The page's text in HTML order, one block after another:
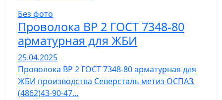
Без фото
Проволока ВР 2 ГОСТ 7348-80
арматурная для ЖБИ
25.04.2025
Проволока ВР 2 ГОСТ 7348-80 арматурная для
ЖБИ производства Северсталь метиз ОСПАЗ.
(4862)43-90-47…